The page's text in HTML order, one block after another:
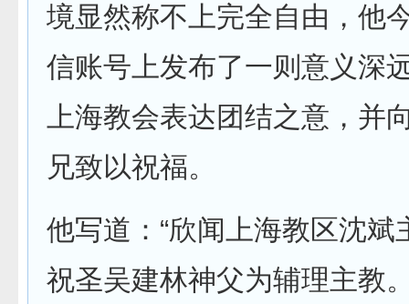
境显然称不上完全自由，他
信账号上发布了一则意义深
上海教会表达团结之意，并
兄致以祝福。
他写道：“欣闻上海教区沈斌
祝圣吴建林神父为辅理主教